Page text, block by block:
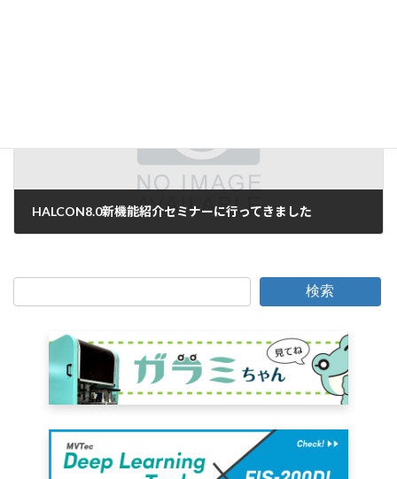
HALCON8.0新機能紹介セミナーに行ってきました
検索